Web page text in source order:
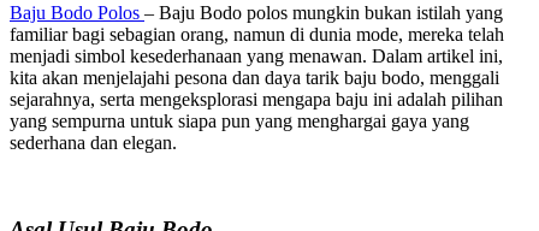
Baju Bodo Polos – Baju Bodo polos mungkin bukan istilah yang
familiar bagi sebagian orang, namun di dunia mode, mereka telah
menjadi simbol kesederhanaan yang menawan. Dalam artikel ini,
kita akan menjelajahi pesona dan daya tarik baju bodo, menggali
sejarahnya, serta mengeksplorasi mengapa baju ini adalah pilihan
yang sempurna untuk siapa pun yang menghargai gaya yang
sederhana dan elegan.